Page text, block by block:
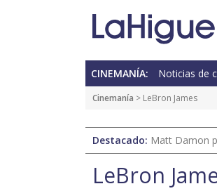
CINEMANÍA: Noticias de
Cinemanía > LeBron James
Destacado: Matt Damon
LeBron